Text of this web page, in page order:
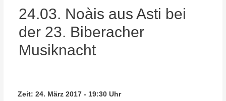
24.03. Noàis aus Asti bei
der 23. Biberacher
Musiknacht
Zeit: 24. März 2017 - 19:30 Uhr